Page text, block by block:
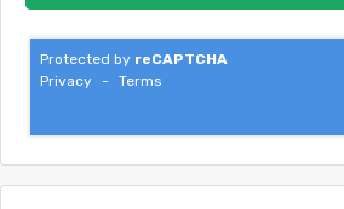
Protected by reCAPTCHA
Privacy
- Terms